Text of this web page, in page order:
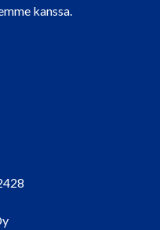
kanssa.